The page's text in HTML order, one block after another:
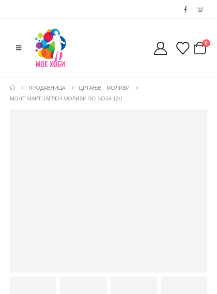
0
ПРОДАВНИЦА ЦРТАЊЕ
МОЛИВИ
МОНТ МАРТ ЈАГЛЕН МОЛИВИ ВО БОЈА 12/1